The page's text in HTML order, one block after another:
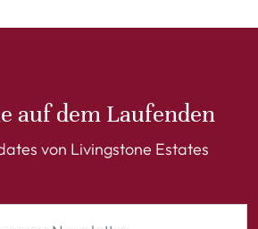
auf dem Laufenden
von Livingstone Estates